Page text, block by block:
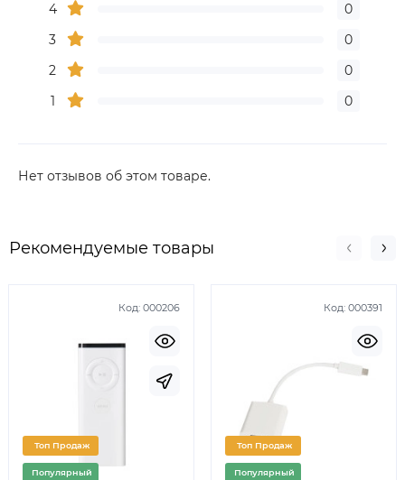
4
0
3
0
2
0
1
0
Нет отзывов об этом товаре.
Рекомендуемые товары
Код: 000206
Топ Продаж
Популярный
Код: 000391
Топ Продаж
Популярный